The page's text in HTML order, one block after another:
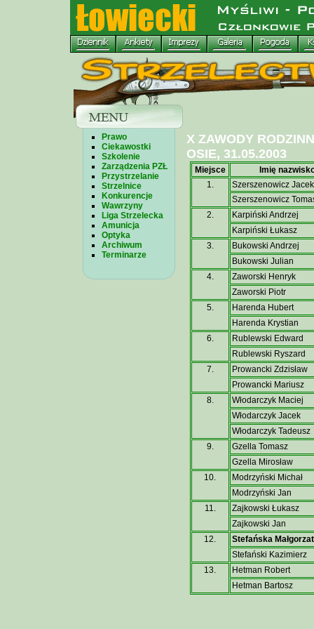
Prawo
Ciekawostki
Szkolenie
Zarządzenia PZŁ
Przystrzelanie
Strzelnice
Konkurencje
Wawrzyny
Liga Strzelecka
Amunicja
Optyka
Archiwum
Terminarze
X ZAWODY
OSIE, 31.05.2003
Miejsce
Imię
1.
Szerszenowicz Jacek
Szerszenowicz
2.
Karpiński Andrzej
Karpiński Łukasz
3.
Bukowski Andrzej
Bukowski Julian
4.
Zaworski Henryk
Zaworski Piotr
5.
Harenda Hubert
Harenda Krystian
6.
Rublewski Edward
Rublewski Ryszard
7.
Prowancki Zdzisław
Prowancki Mariusz
8.
Włodarczyk Maciej
Włodarczyk Jacek
Włodarczyk Tadeusz
9.
Gzella Tomasz
Gzella Mirosław
10.
Modrzyński Michał
Modrzyński Jan
11.
Zajkowski Łukasz
Zajkowski Jan
12.
Stefańska
Stefański Kazimierz
13.
Hetman Robert
Hetman Bartosz